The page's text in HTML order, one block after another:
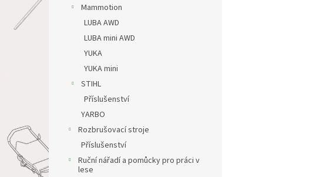
Mammotion
LUBA AWD
LUBA mini AWD
YUKA
YUKA mini
STIHL
Příslušenství
YARBO
Rozbrušovací stroje
Příslušenství
Ruční nářadí a pomůcky pro práci v
lese